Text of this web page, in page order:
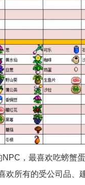
，最喜欢吃螃蟹
欢所有的受公司品、